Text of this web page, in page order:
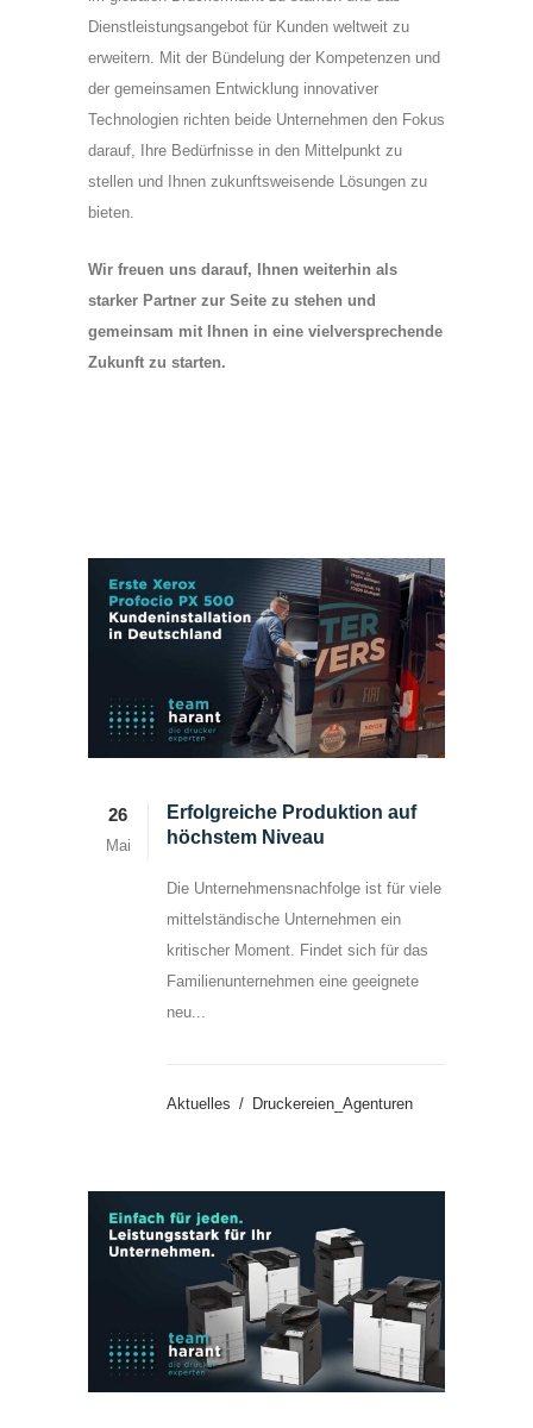
Dienstleistungsangebot für Kunden weltweit zu
erweitern. Mit der Bündelung der Kompetenzen und
der gemeinsamen Entwicklung innovativer
Technologien richten beide Unternehmen den Fokus
darauf, Ihre Bedürfnisse in den Mittelpunkt zu
stellen und Ihnen zukunftsweisende Lösungen zu
bieten.
Wir freuen uns darauf, Ihnen weiterhin als
starker Partner zur Seite zu stehen und
gemeinsam mit Ihnen in eine vielversprechende
Zukunft zu starten.
26
Mai
Erfolgreiche Produktion auf
höchstem Niveau
Die Unternehmensnachfolge ist für viele
mittelständische Unternehmen ein
kritischer Moment. Findet sich für das
Familienunternehmen eine geeignete
neu...
Aktuelles Druckereien_Agenturen